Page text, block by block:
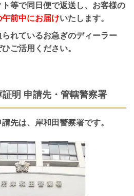
等で同日便で返送し、お客様の
前中にお届けいたします。
れているお急ぎのディーラー
ご活用ください。
証明 申請先・管轄警察署
先は、岸和田警察署です。